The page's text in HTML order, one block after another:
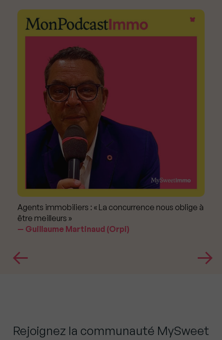
Agents immobiliers : « La concurrence nous oblige à
être meilleurs »
Guillaume Martinaud (Orpi)
Rejoignez la communauté MySweet